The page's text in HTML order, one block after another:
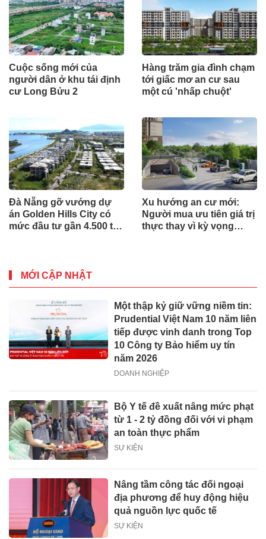
Cuộc sống mới của
người dân ở khu tái định
cư Long Bửu 2
Hàng trăm gia đình chạm
tới giấc mơ an cư sau
một cú 'nhấp chuột'
Đà Nẵng gỡ vướng dự
án Golden Hills City có
mức đầu tư gần 4.500 tỷ
Xu hướng an cư mới:
Người mua ưu tiên giá trị
thực thay vì kỳ vọng
MỚI CẬP NHẬT
Một thập kỷ giữ vững niềm tin:
Prudential Việt Nam 10 năm liên
tiếp được vinh danh trong Top
10 Công ty Bảo hiểm uy tín
năm 2026
DOANH NGHIỆP
Bộ Y tế đề xuất nâng mức phạt
từ 1 - 2 tỷ đồng đối với vi phạm
an toàn thực phẩm
SỰ KIỆN
Nâng tầm công tác đối ngoại
địa phương để huy động hiệu
quả nguồn lực quốc tế
SỰ KIỆN